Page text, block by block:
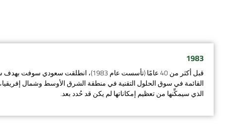
1983
قبل أكثر من 40 عامًا (تأسست عام 1983)، انطلقت سعودي
القائمة في سوق الحلول التقنية في منطقة الشرق الأوسط وشمال إفريقيا،
الذي سيمكِّنها من تعظيم إمكاناتها لم يكن قد حُدد بعد.​ ​